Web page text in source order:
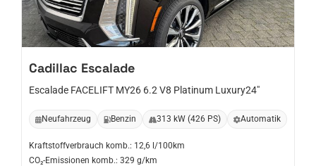
Cadillac Escalade
Escalade FACELIFT MY26 6.2 V8 Platinum Luxury24"
Neufahrzeug Benzin 313 kW (426 PS) Automatik
Kraftstoffverbrauch komb.: 12,6 l/100km
CO₂-Emissionen komb.: 329 g/km